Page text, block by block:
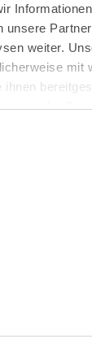
unsere
weiter.
mit
der
2
|AGB
(PDF)